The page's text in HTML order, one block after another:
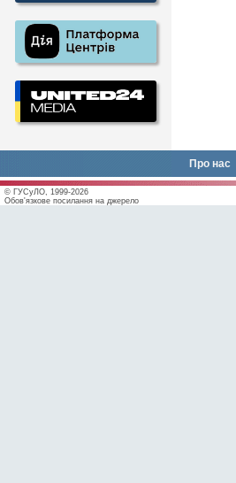
Про нас
© ГУСуЛО, 1999-2026
Обов'язкове посилання на джерело